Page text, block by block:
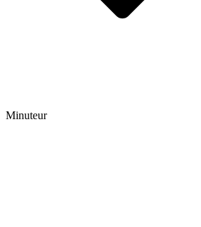
Minuteur